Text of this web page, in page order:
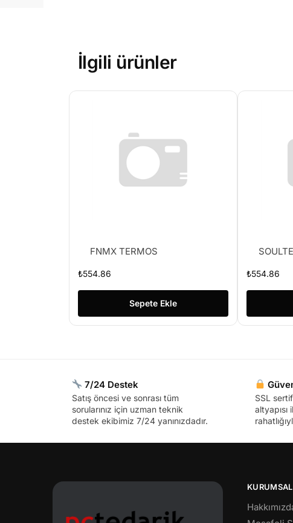
İlgili ürünler
FNMX TERMOS
₺554.86
Sepete Ekle
₺554.86
7/24 Destek
Satış öncesi ve sonrası tüm
sorularınız için uzman teknik
destek ekibimiz 7/24 yanınızdadır.
SSL
altyapısı
KURUMSAL